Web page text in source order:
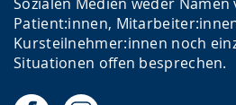
Patient:innen,
Kursteilnehmer:innen noch
Situationen offen besprechen.